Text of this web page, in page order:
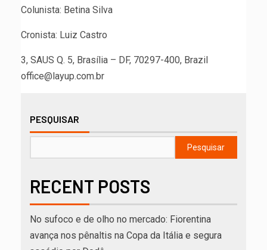
Colunista: Betina Silva
Cronista: Luiz Castro
3, SAUS Q. 5, Brasília – DF, 70297-400, Brazil
office@layup.com.br
PESQUISAR
Pesquisar
RECENT POSTS
No sufoco e de olho no mercado: Fiorentina
avança nos pênaltis na Copa da Itália e segura